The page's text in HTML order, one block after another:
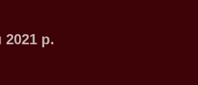
р.